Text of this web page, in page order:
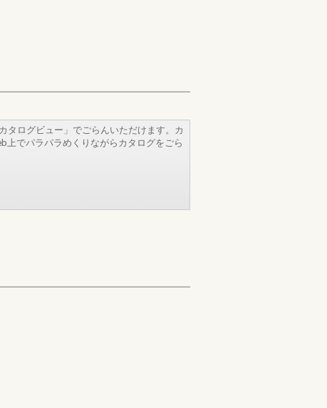
タログビュー」でごらんいただけます。カ
上でパラパラめくりながらカタログをごら
1420JR